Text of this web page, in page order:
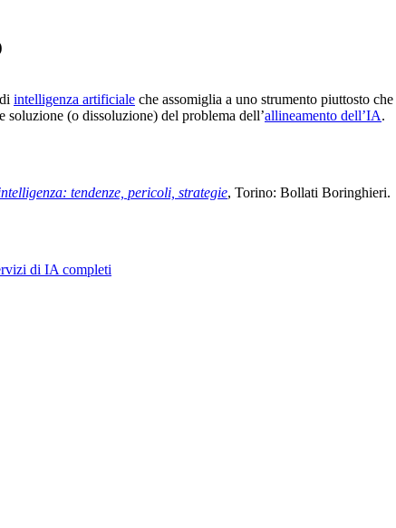
intelligenza artificiale che assomiglia a uno strumento piuttosto
soluzione (o dissoluzione) del problema dell’allineamento dell’IA.
tendenze, pericoli, strategie, Torino: Bollati Boringhieri.
di IA completi